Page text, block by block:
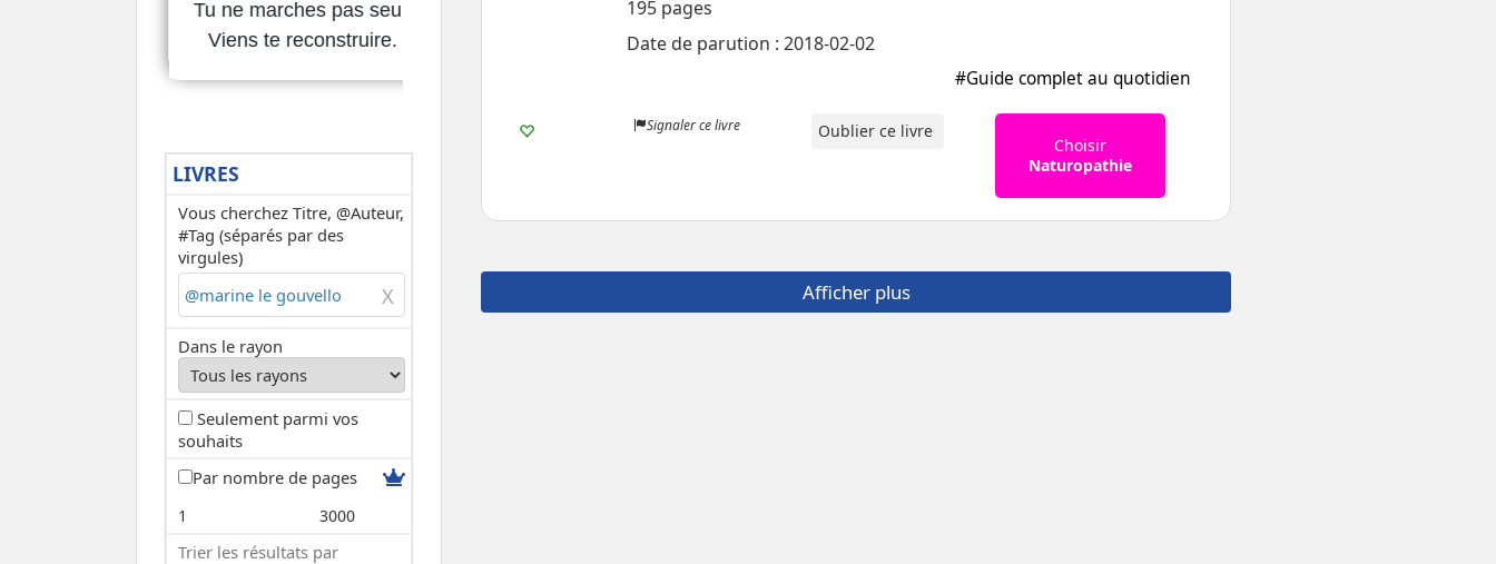
LIVRES
Vous cherchez Titre, @Auteur,
#Tag (séparés par des
virgules)
Dans le rayon
Seulement parmi vos
souhaits
Par nombre de pages
1 3000
Trier les résultats par
195 pages
Date de parution : 2018-02-02
#Guide complet au quotidien
Signaler ce livre Oublier ce livre
Choisir
Naturopathie
Afficher plus